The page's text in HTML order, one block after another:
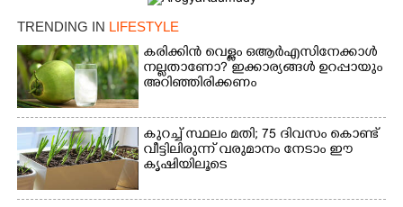
TRENDING IN LIFESTYLE
കരിക്കിൻ വെള്ളം ഒആർഎസിനേക്കാൾ
നല്ലതാണോ? ഇക്കാര്യങ്ങൾ ഉറപ്പായും
അറിഞ്ഞിരിക്കണം
കുറച്ച് സ്ഥലം മതി; 75 ദിവസം കൊണ്ട്
വീട്ടിലിരുന്ന് വരുമാനം നേടാം ഈ
കൃഷിയിലൂടെ